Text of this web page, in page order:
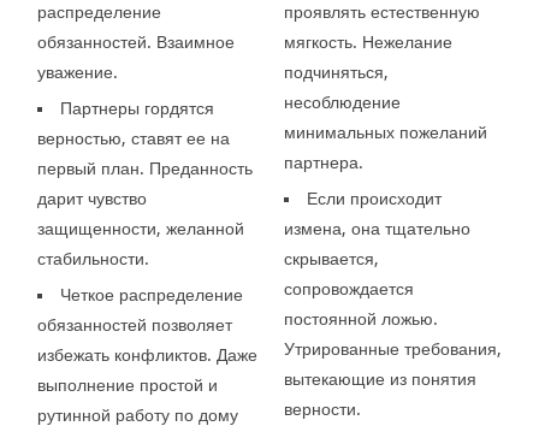
распределение
обязанностей. Взаимное
уважение.
Партнеры гордятся
верностью, ставят ее на
первый план. Преданность
дарит чувство
защищенности, желанной
стабильности.
Четкое распределение
обязанностей позволяет
избежать конфликтов. Даже
выполнение простой и
рутинной работу по дому
проявлять естественную
мягкость. Нежелание
подчиняться,
несоблюдение
минимальных пожеланий
партнера.
Если происходит
измена, она тщательно
скрывается,
сопровождается
постоянной ложью.
Утрированные требования,
вытекающие из понятия
верности.